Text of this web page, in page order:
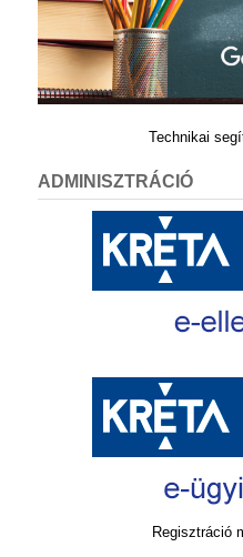
Technikai
ADMINISZTRÁCIÓ
Regisztráció